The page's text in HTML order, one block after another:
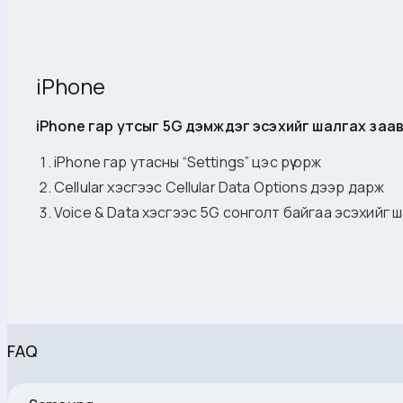
iPhone
iPhone гар утсыг 5G дэмждэг эсэхийг шалгах
iPhone гар утасны “Settings” цэс рүү орж
Cellular хэсгээс Cellular Data Options дээр дарж
Voice & Data хэсгээс 5G сонголт байгаа эсэхийг
FAQ